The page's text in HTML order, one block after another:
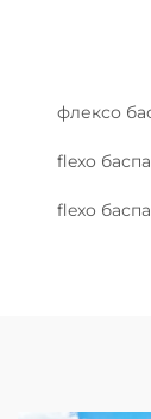
флексо
flexo
flexo